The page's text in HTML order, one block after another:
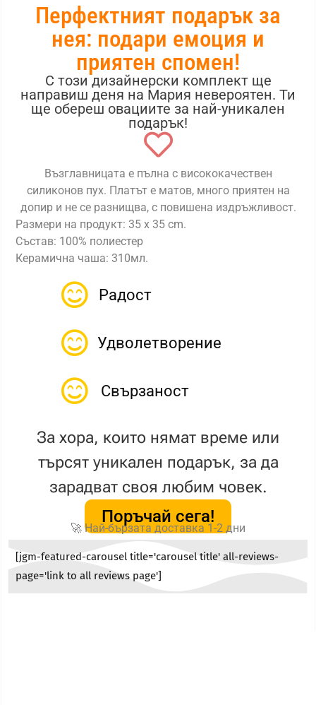
Перфектният подарък за
нея: подари емоция и
приятен спомен!
С този дизайнерски комплект ще
направиш деня на Мария невероятен. Ти
ще обереш овациите за най-уникален
подарък!
Възглавницата е пълна с висококачествен
силиконов пух. Платът е матов, много приятен на
допир и не се разнищва, с повишена издръжливост.
Размери на продукт: 35 x 35 cm.
Състав: 100% полиестер
Керамична чаша: 310мл.
Радост
Удволетворение
Свързаност
За хора, които нямат време или
търсят уникален подарък, за да
зарадват своя любим човек.
Поръчай сега!
🚀 Най-бързата доставка 1-2 дни
[jgm-featured-carousel title='carousel title' all-reviews-
page='link to all reviews page']